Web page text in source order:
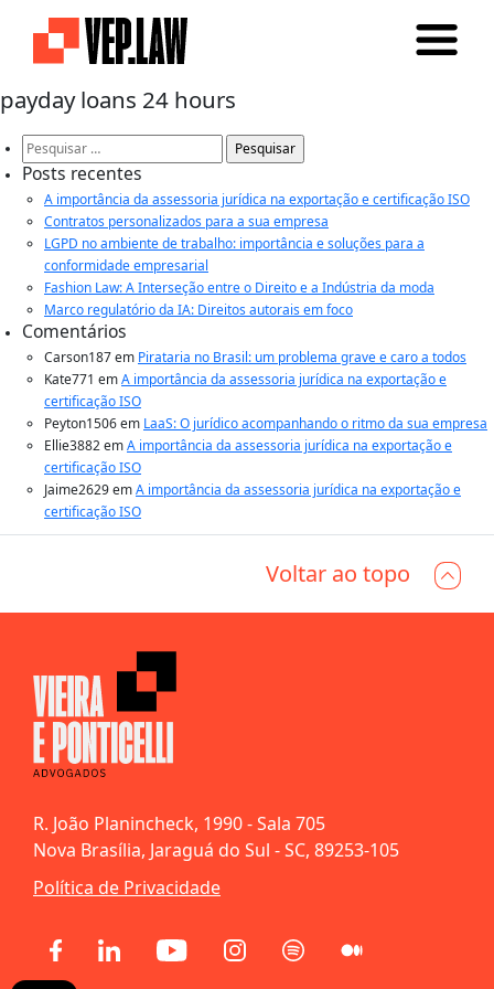
payday loans 24 hours
Pesquisar
por:
Posts recentes
A importância da assessoria jurídica na exportação e certificação ISO
Contratos personalizados para a sua empresa
LGPD no ambiente de trabalho: importância e soluções para a
conformidade empresarial
Fashion Law: A Interseção entre o Direito e a Indústria da moda
Marco regulatório da IA: Direitos autorais em foco
Comentários
Carson187em Pirataria no Brasil: um problema grave e caro a todos
Kate771 emA importância da assessoria jurídica na exportação e
certificação ISO
Peyton1506em LaaS: O jurídico acompanhando o ritmo da sua empresa
Ellie3882emA importância da assessoria jurídica na exportação e
certificação ISO
Jaime2629emA importância da assessoria jurídica na exportação e
certificação ISO
Voltar ao topo
R. João Planincheck, 1990 - Sala 705
Nova Brasília, Jaraguá do Sul - SC, 89253-105
Política de Privacidade